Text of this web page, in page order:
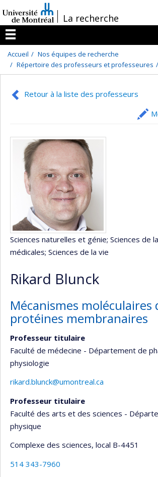
au
contenu
/La recherche
Menu
Accueil
Nos équipes de recherche
Répertoire des professeurs et professeures
Retour à la liste des professeurs
Sciences naturelles et génie; Sciences de
médicales; Sciences de la vie
Rikard Blunck
Mécanismes moléculaires
protéines membranaires
Professeur titulaire
Faculté de médecine - Département de
physiologie
rikard.blunck@umontreal.ca
Professeur titulaire
Faculté des arts et des sciences -
physique
Complexe des sciences, local B-4451
514 343-7960